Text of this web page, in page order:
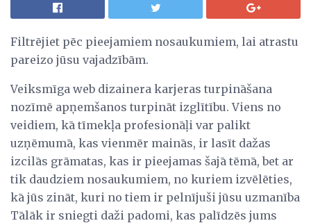
Filtrējiet pēc pieejamiem nosaukumiem, lai atrastu
pareizo jūsu vajadzībām.
Veiksmīga web dizainera karjeras turpināšana
nozīmē apņemšanos turpināt izglītību. Viens no
veidiem, kā tīmekļa profesionāļi var palikt
uzņēmumā, kas vienmēr mainās, ir lasīt dažas
izcilās grāmatas, kas ir pieejamas šajā tēmā, bet ar
tik daudziem nosaukumiem, no kuriem izvēlēties,
kā jūs zināt, kuri no tiem ir pelnījuši jūsu uzmanība
Tālāk ir sniegti daži padomi, kas palīdzēs jums